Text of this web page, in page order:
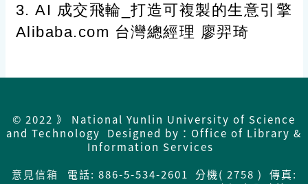
3. AI 成交飛輪_打造可複製的生意引擎
Alibaba.com 台灣總經理 廖羿琦
© 2022 》 National Yunlin University of Science
and Technology Designed by：Office of Library &
Information Services
意見信箱
電話: 886-5-534-2601 分機( 2758 ) 傳真: